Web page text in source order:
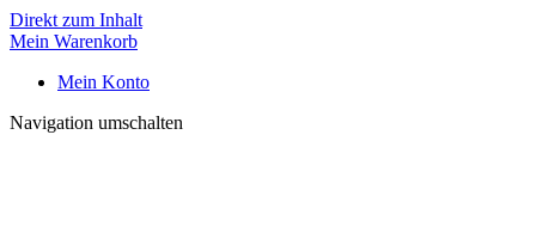
Direkt zum Inhalt
Mein Warenkorb
Mein Konto
Navigation umschalten